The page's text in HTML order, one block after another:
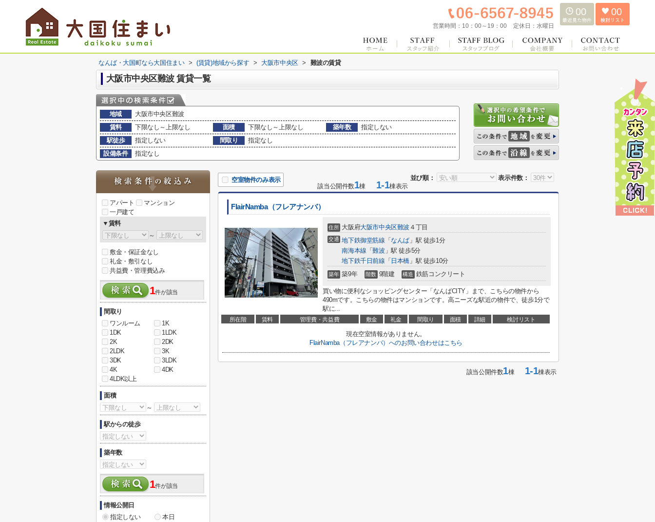
営業時間： 10：00～19：00 定休日： 水曜日
00 00
なんば・大国町なら大国住まい > (賃貸)地域から探す > 大阪市中央区 > 難波の賃貸
大阪市中央区難波 賃貸一覧
地域
大阪市中央区難波
賃料
下限なし～上限なし 面積 下限なし～上限なし 築年数
指定しない
駅徒歩
指定しない 間取り
指定なし
設備条件
指定なし
並び順： 表示件数：
空室物件のみ表示
該当公開件数1棟 1-1棟表示
FlairNamba（フレアナンバ）
住所 大阪府大阪市中央区難波 ４丁目
交通 地下鉄御堂筋線 「 なんば 」駅 徒歩1分
南海本線 「難波 」駅 徒歩5分
地下鉄千日前線 「 日本橋 」駅 徒歩10分
築年 築9年 階数 9階建 構造 鉄筋コンクリート
買い物に便利なショッピングセンター「なんばCITY」まで、こちらの物件から
490mです。こちらの物件はマンションです。高ニーズな駅近の物件で、徒歩1分で
駅に...
所在階 賃料 管理費・共益費 敷金 礼金 間取り 面積 詳細 検討リスト
現在空室情報がありません。
FlairNamba（フレアナンバ）へのお問い合わせはこちら
該当公開件数1棟 1-1棟表示
アパート
マンション
一戸建て
▼賃料
～
敷金・保証金なし
礼金・敷引なし
共益費・管理費込み
1件が該当
間取り
ワンルーム
1K
1DK
1LDK
2K
2DK
2LDK
3K
3DK
3LDK
4K
4DK
4LDK以上
面積
～
駅からの徒歩
築年数
1件が該当
情報公開日
指定しない
本日